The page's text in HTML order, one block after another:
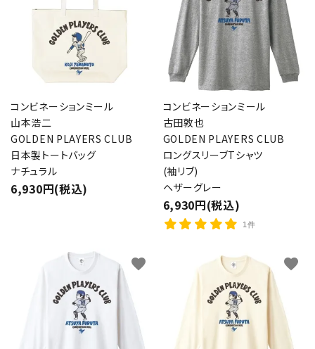
コンビネーションミール
山本浩二
GOLDEN PLAYERS CLUB
日本製トートバッグ
ナチュラル
6,930円(税込)
コンビネーションミール
古田敦也
GOLDEN PLAYERS CLUB
ロングスリーブTシャツ
(袖リブ)
ヘザーグレー
6,930円(税込)
1件
favorite favorite